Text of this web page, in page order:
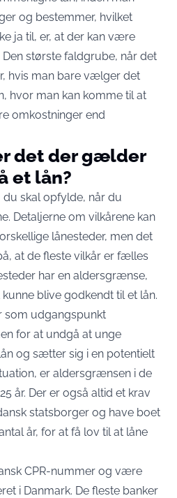
og bestemmer, hvilket
ja til, er, at der kan være
største faldgrube, når det
hvis man bare vælger det
hvor man kan komme til at
omkostninger end
det der gælder
et lån?
du skal opfylde, når du
Detaljerne om vilkårene kan
lånesteder, men det
at de fleste vilkår er fælles
har en aldersgrænse,
blive godkendt til et lån.
som udgangspunkt
for at undgå at unge
og sætter sig i en potentielt
er aldersgrænsen i de
år. Der er også altid et krav
statsborger og have boet
år, for at få lov til at låne
CPR-nummer og være
i Danmark. De fleste banker